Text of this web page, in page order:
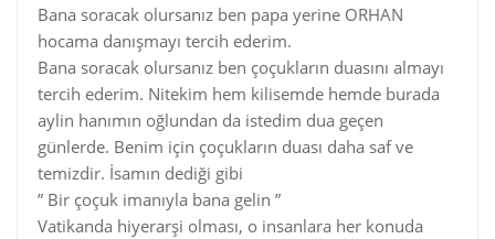
Bana soracak olursanız ben papa yerine ORHAN
hocama danışmayı tercih ederim.
Bana soracak olursanız ben çoçukların duasını almayı
tercih ederim. Nitekim hem kilisemde hemde burada
aylin hanımın oğlundan da istedim dua geçen
günlerde. Benim için çoçukların duası daha saf ve
temizdir. İsamın dediği gibi
” Bir çoçuk imanıyla bana gelin ”
Vatikanda hiyerarşi olması, o insanlara her konuda